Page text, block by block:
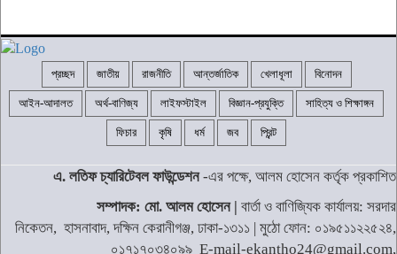
প্রচ্ছদ জাতীয় রাজনীতি আন্তর্জাতিক খেলাধূলা বিনোদন
আইন-আদালত অর্থ-বাণিজ্য লাইফস্টাইল বিজ্ঞান-প্রযুক্তি সাহিত্য ও শিক্ষাঙ্গন
ফিচার কৃষি ধর্ম জব প্রিন্ট
এ. লতিফ চ্যারিটেবল ফাউন্ডেশন-এর পক্ষে, আলম হোসেন কর্তৃক প্রকাশিত
সম্পাদক: মো. আলম হোসেন | বার্তা ও বাণিজ্যিক কার্যালয়: সরদার
নিকেতন, হাসনাবাদ, দক্ষিন কেরানীগঞ্জ, ঢাকা-১৩১১ | মুঠো ফোন: ০১৯৫১১২২৫২৪,
০১৭১৭০৩৪০৯৯ E-mail-ekantho24@gmail.com,